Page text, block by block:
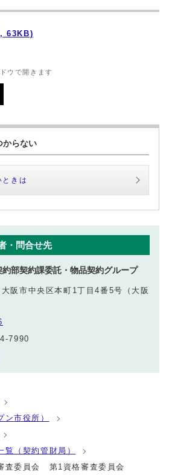
63KB)
ウで開きます
からない
ときは
・問合せ先
部契約課委託・物品契約グループ
阪市中央区本町1丁目4番5号（大阪
7990
市役所）
（契約管財局）
査委員会 第1資格審査委員会